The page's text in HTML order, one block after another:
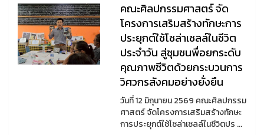
คณะศิลปกรรมศาสตร์ จัด
โครงการเสริมสร้างทักษะการ
ประยุกต์ใช้โซล่าเซลล์ในชีวิต
ประจำวัน สู่ชุมชนพื่อยกระดับ
คุณภาพชีวิตด้วยกระบวนการ
วิศวกรสังคมอย่างยั่งยืน
วันที่ 12 มิถุนายน 2569 คณะศิลปกรรม
ศาสตร์ จัดโครงการเสริมสร้างทักษะ
การประยุกต์ใช้โซล่าเซลล์ในชีวิตปร ...